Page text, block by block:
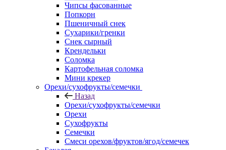
Чипсы фасованные
Попкорн
Пшеничный снек
Сухарики/гренки
Снек сырный
Крендельки
Соломка
Картофельная соломка
Мини крекер
Орехи/сухофрукты/семечки
Назад
Орехи/сухофрукты/семечки
Орехи
Сухофрукты
Семечки
Смеси орехов/фруктов/ягод/семечек